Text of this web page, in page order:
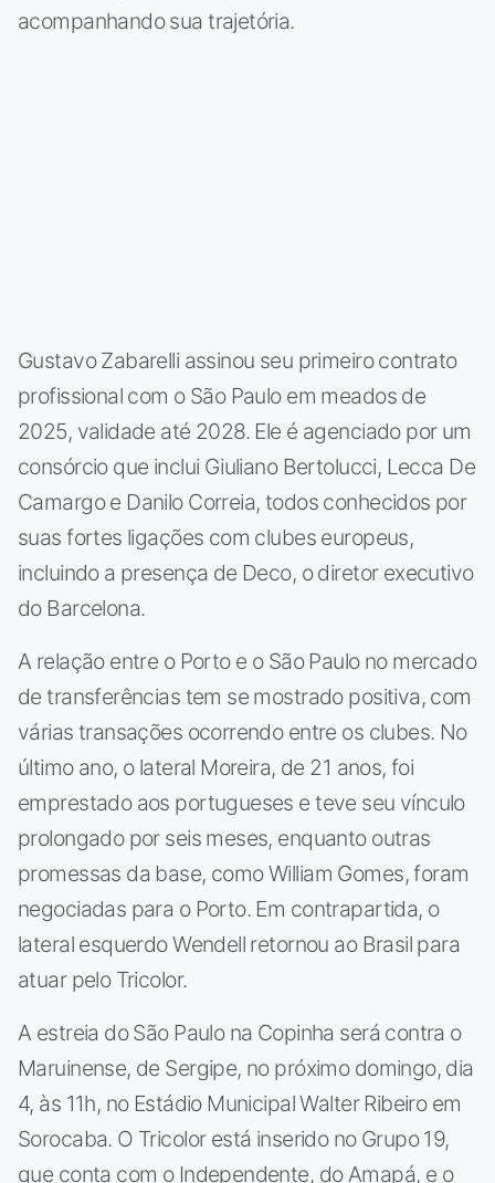
acompanhando sua trajetória.
Gustavo Zabarelli assinou seu primeiro contrato
profissional com o São Paulo em meados de
2025, validade até 2028. Ele é agenciado por um
consórcio que inclui Giuliano Bertolucci, Lecca De
Camargo e Danilo Correia, todos conhecidos por
suas fortes ligações com clubes europeus,
incluindo a presença de Deco, o diretor executivo
do Barcelona.
A relação entre o Porto e o São Paulo no mercado
de transferências tem se mostrado positiva, com
várias transações ocorrendo entre os clubes. No
último ano, o lateral Moreira, de 21 anos, foi
emprestado aos portugueses e teve seu vínculo
prolongado por seis meses, enquanto outras
promessas da base, como William Gomes, foram
negociadas para o Porto. Em contrapartida, o
lateral esquerdo Wendell retornou ao Brasil para
atuar pelo Tricolor.
A estreia do São Paulo na Copinha será contra o
Maruinense, de Sergipe, no próximo domingo, dia
4, às 11h, no Estádio Municipal Walter Ribeiro em
Sorocaba. O Tricolor está inserido no Grupo 19,
que conta com o Independente, do Amapá, e o